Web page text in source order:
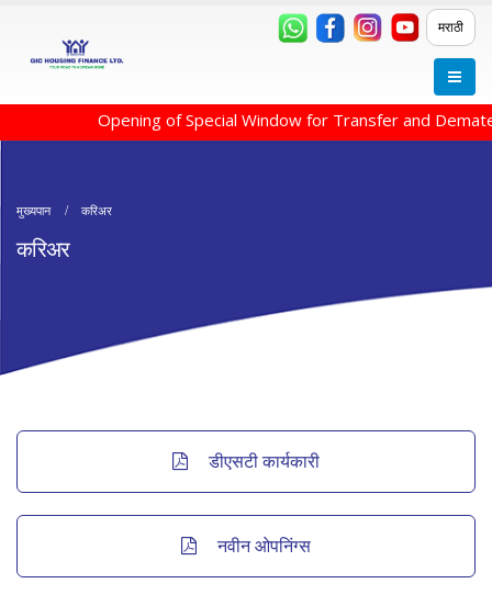
मराठी
Opening of Special Window for Transfer and
मुख्यपान करिअर
करिअर
डीएसटी कार्यकारी
नवीन ओपनिंग्स